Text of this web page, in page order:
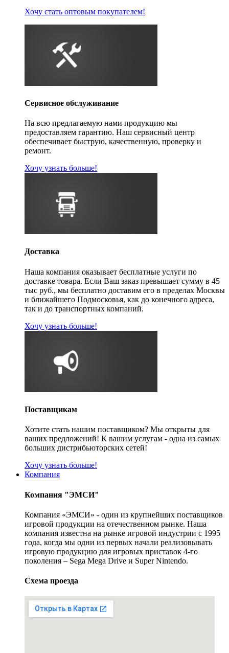
Хочу стать оптовым покупателем!
Сервисное обслуживание
На всю предлагаемую нами продукцию мы
предоставляем гарантию. Наш сервисный центр
обеспечивает быструю, качественную, проверку и
ремонт.
Хочу узнать больше!
Доставка
Наша компания оказывает бесплатные услуги по
доставке товара. Если Ваш заказ превышает сумму в 45
тыс руб., мы бесплатно доставим его в пределах Москвы
и ближайшего Подмосковья, как до конечного адреса,
так и до транспортных компаний.
Хочу узнать больше!
Поставщикам
Хотите стать нашим поставщиком? Мы открыты для
ваших предложений! К вашим услугам - одна из самых
больших дистрибьюторских сетей!
Хочу узнать больше!
Компания
Компания "ЭМСИ"
Компания «ЭМСИ» - один из крупнейших поставщиков
игровой продукции на отечественном рынке. Наша
компания известна на рынке игровой индустрии с 1995
года, когда мы одни из первых начали реализовывать
игровую продукцию для игровых приставок 4-го
поколения – Sega Mega Drive и Super Nintendo.
Схема проезда